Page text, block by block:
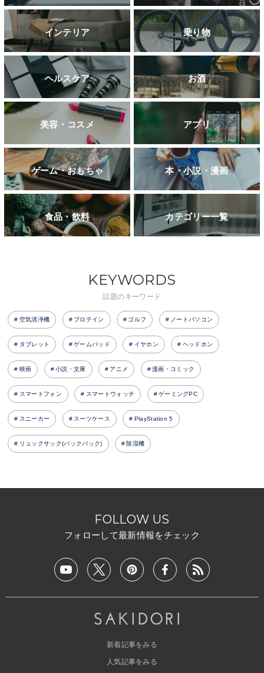
インテリア 乗り物
ヘルスケア お酒
美容・コスメ アプリ
ゲーム・おもちゃ 本・小説・漫画
食品・飲料 カテゴリー一覧
KEYWORDS
話題のキーワード
空気清浄機 プロテイン ゴルフ ノートパソコン
タブレット ゲームパッド イヤホン ヘッドホン
映画 小説・文庫 アニメ 漫画・コミック
スマートフォン スマートウォッチ ゲーミングPC
スニーカー スーツケース PlayStation 5
リュックサック(バックパック) 除湿機
FOLLOW US
フォローして最新情報をチェック
新着記事をみる
人気記事をみる